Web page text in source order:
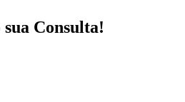
Consulta!